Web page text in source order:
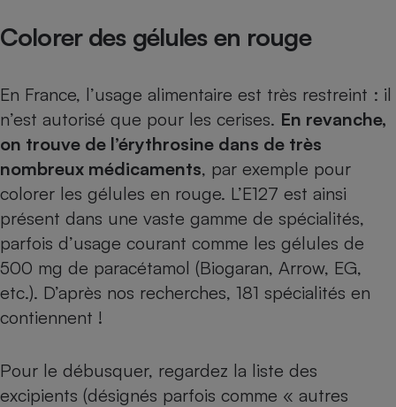
Colorer des gélules en rouge
En France, l’usage alimentaire est très restreint : il
n’est autorisé que pour les cerises. En revanche,
on trouve de l’érythrosine dans de très
nombreux médicaments, par exemple pour
colorer les gélules en rouge. L’E127 est ainsi
présent dans une vaste gamme de spécialités,
parfois d’usage courant comme les gélules de
500 mg de paracétamol (Biogaran, Arrow, EG,
etc.). D’après nos recherches, 181 spécialités en
contiennent !
Pour le débusquer, regardez la liste des
excipients (désignés parfois comme « autres